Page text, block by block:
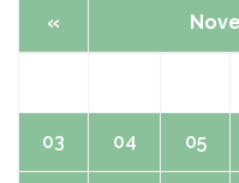
«
03 04 05